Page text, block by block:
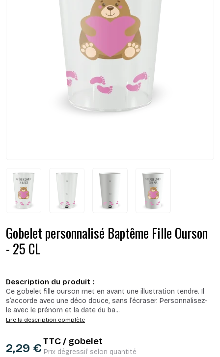
Gobelet personnalisé Baptême Fille Ourson
- 25 CL
Description du produit :
Ce gobelet fille ourson met en avant une illustration tendre. Il
s’accorde avec une déco douce, sans l’écraser. Personnalisez-
le avec le prénom et la date du ba...
Lire la description complète
2,29 €
TTC / gobelet
Prix dégressif selon quantité